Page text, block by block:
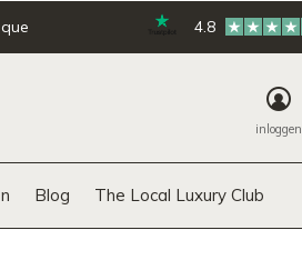
Blog The Local Luxury Club
inloggen
4.8